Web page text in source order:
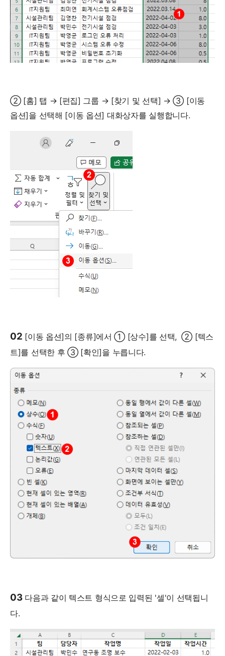
② [홈] 탭 → [편집] 그룹 → [찾기 및 선택] → ③ [이동
옵션]을 선택해 [이동 옵션] 대화상자를 실행합니다.
02 [이동 옵션]의 [종류]에서 ① [상수]를 선택, ② [텍스
트]를 선택한 후 ③ [확인]을 누릅니다.
03다음과 같이 텍스트 형식으로 입력된 '셀'이 선택됩니
다.